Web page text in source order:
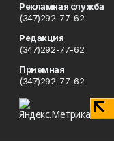
Рекламная служба
(347)292-77-62
Редакция
(347)292-77-62
Приемная
(347)292-77-62